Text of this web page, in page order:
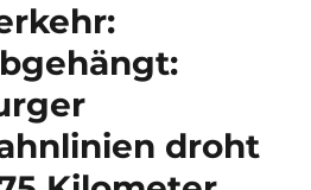
droht